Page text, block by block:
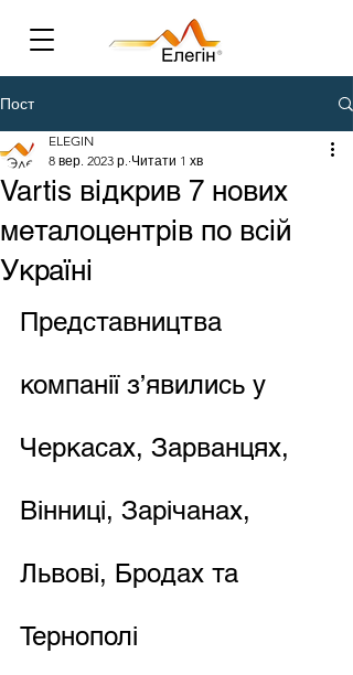
Пост
Vartis відкрив 7 нових
металоцентрів по всій
Україні
ELEGIN
8 вер. 2023 р. Читати 1 хв
Представництва
компанії з’явились у
Черкасах, Зарванцях,
Вінниці, Зарічанах,
Львові, Бродах та
Тернополі